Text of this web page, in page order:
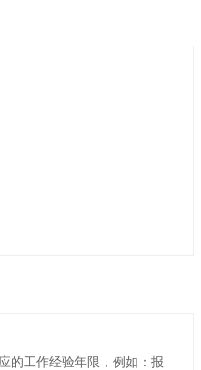
的工作经验年限，例如：报